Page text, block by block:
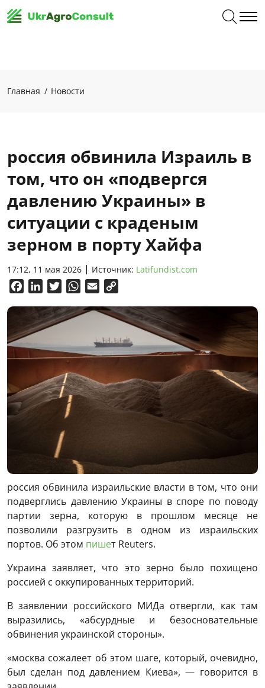
Главная Новости
россия обвинила Израиль в
том, что он «подвергся
давлению Украины» в
ситуации с краденым
зерном в порту Хайфа
17:12, 11 мая 2026 Источник: Latifundist.com
FacebookLinkedInTwitterWhatsApp
Email
россия обвинила израильские власти в том, что они
подверглись давлению Украины в споре по поводу
партии зерна, которую в прошлом месяце не
позволили разгрузить в одном из израильских
портов. Об этом пишет Reuters.
Украина заявляет, что это зерно было похищено
россией с оккупированных территорий.
В заявлении российского МИДа отвергли, как там
выразились, «абсурдные и безосновательные
обвинения украинской стороны».
«москва сожалеет об этом шаге, который, очевидно,
был сделан под давлением Киева», — говорится в